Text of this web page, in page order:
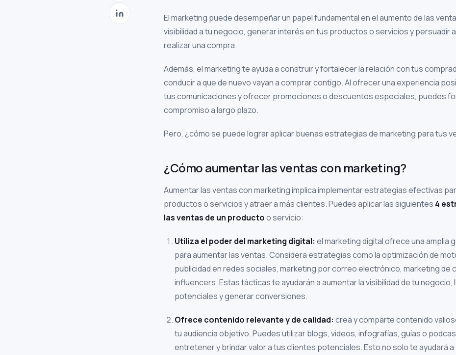
El marketing puede desempeñar un papel fundamental en el aumento de las
visibilidad a tu negocio, generar interés en tus productos o servicios y persuadir
realizar una compra.
Además, el marketing te ayuda a construir y fortalecer la relación con tus
conducir a que de nuevo vayan a comprar contigo. Al ofrecer una experiencia
tus comunicaciones y ofrecer promociones o descuentos especiales, puedes
compromiso a largo plazo.
Pero, ¿cómo se puede lograr aplicar buenas estrategias de marketing para tus
¿Cómo aumentar las ventas con marketing?
Aumentar las ventas con marketing implica implementar estrategias efectivas
productos o servicios y atraer a más clientes. Puedes aplicar las siguientes 4
las ventas de un productoo servicio:
Utiliza el poder del marketing digital: el marketing digital ofrece una amplia
para aumentar las ventas. Considera estrategias como la optimización de
publicidad en redes sociales, marketing por correo electrónico, marketing de
influencers. Estas tácticas te ayudarán a aumentar la visibilidad de tu negocio,
potenciales y generar conversiones.
Ofrece contenido relevante y de calidad: crea y comparte contenido
tu audiencia objetivo. Puedes utilizar blogs, videos, infografías, guías o
entretener y brindar valor a tus clientes potenciales. Esto no solo te ayudará